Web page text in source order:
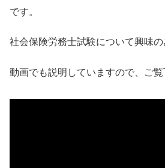
です。
社会保険労務士試験について興味の
動画でも説明していますので、ご覧